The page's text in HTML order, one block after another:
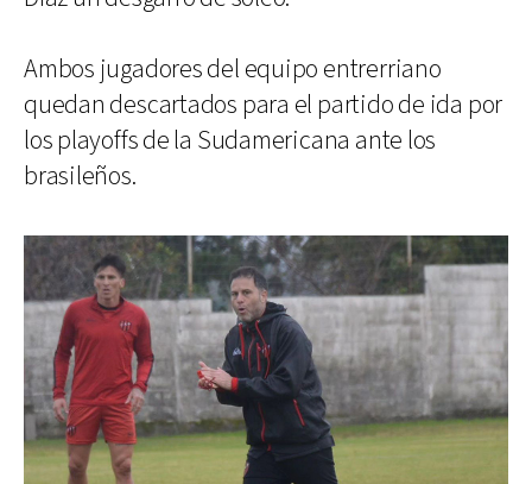
Ambos jugadores del equipo entrerriano
quedan descartados para el partido de ida por
los playoffs de la Sudamericana ante los
brasileños.